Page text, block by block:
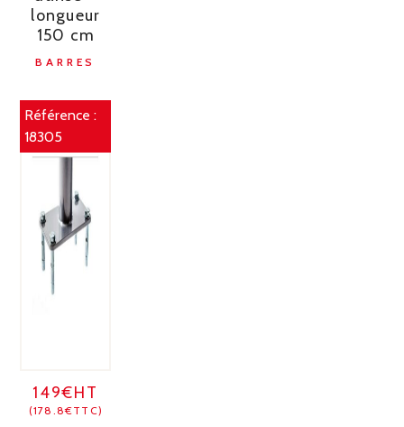
longueur
150 cm
BARRES
Référence :
18305
149€HT
(178.8€TTC)